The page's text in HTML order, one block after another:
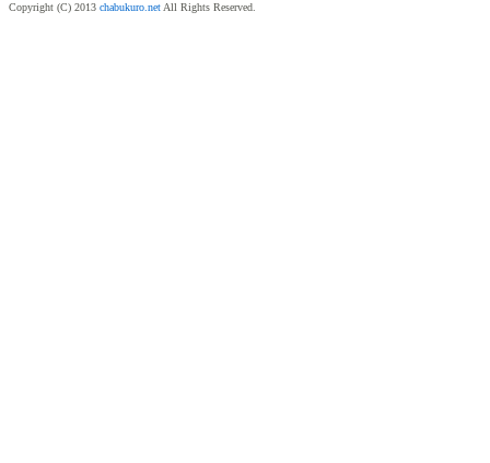
Copyright (C) 2013 chabukuro.netAll Rights Reserved.